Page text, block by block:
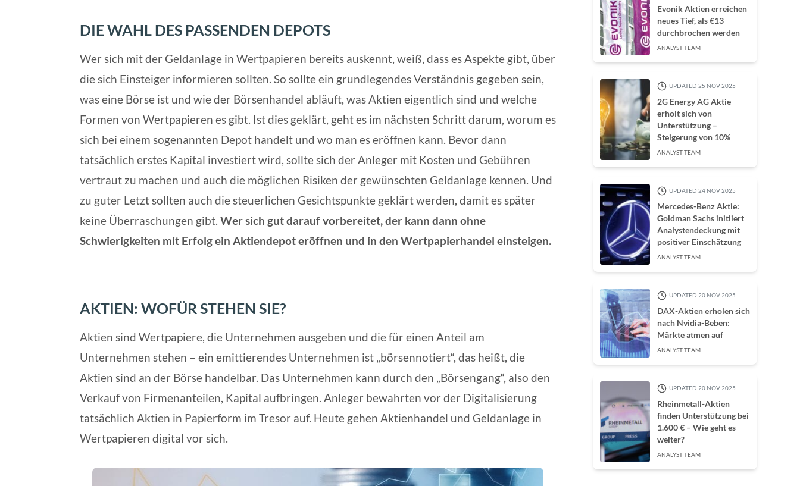
DIE WAHL DES PASSENDEN DEPOTS
Wer sich mit der Geldanlage in Wertpapieren bereits auskennt, weiß, dass es Aspekte gibt, über
die sich Einsteiger informieren sollten. So sollte ein grundlegendes Verständnis gegeben sein,
was eine Börse ist und wie der Börsenhandel abläuft, was Aktien eigentlich sind und welche
Formen von Wertpapieren es gibt. Ist dies geklärt, geht es im nächsten Schritt darum, worum es
sich bei einem sogenannten Depot handelt und wo man es eröffnen kann. Bevor dann
tatsächlich erstes Kapital investiert wird, sollte sich der Anleger mit Kosten und Gebühren
vertraut zu machen und auch die möglichen Risiken der gewünschten Geldanlage kennen. Und
zu guter Letzt sollten auch die steuerlichen Gesichtspunkte geklärt werden, damit es später
keine Überraschungen gibt. Wer sich gut darauf vorbereitet, der kann dann ohne
Schwierigkeiten mit Erfolg ein Aktiendepot eröffnen und in den Wertpapierhandel einsteigen.
AKTIEN: WOFÜR STEHEN SIE?
Aktien sind Wertpapiere, die Unternehmen ausgeben und die für einen Anteil am
Unternehmen stehen – ein emittierendes Unternehmen ist „börsennotiert“, das heißt, die
Aktien sind an der Börse handelbar. Das Unternehmen kann durch den „Börsengang“, also den
Verkauf von Firmenanteilen, Kapital aufbringen. Anleger bewahrten vor der Digitalisierung
tatsächlich Aktien in Papierform im Tresor auf. Heute gehen Aktienhandel und Geldanlage in
Wertpapieren digital vor sich.
Evonik Aktien erreichen
neues Tief, als €13
durchbrochen werden
ANALYST TEAM
UPDATED 25 NOV 2025
2G Energy AG Aktie
erholt sich von
Unterstützung –
Steigerung von 10%
ANALYST TEAM
UPDATED 24 NOV 2025
Mercedes-Benz Aktie:
Goldman Sachs initiiert
Analystendeckung mit
positiver Einschätzung
ANALYST TEAM
UPDATED 20 NOV 2025
DAX-Aktien erholen sich
nach Nvidia-Beben:
Märkte atmen auf
ANALYST TEAM
UPDATED 20 NOV 2025
Rheinmetall-Aktien
finden Unterstützung bei
1.600 € – Wie geht es
weiter?
ANALYST TEAM